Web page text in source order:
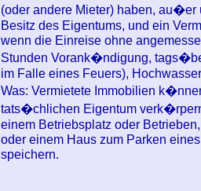
(oder andere Mieter) haben,
Besitz des Eigentums, und ein
wenn die Einreise ohne
Stunden Vorank�ndigung,
im Falle eines Feuers),
Was: Vermietete Immobilien
tats�chlichen Eigentum
einem Betriebsplatz oder
oder einem Haus zum Parken
speichern.